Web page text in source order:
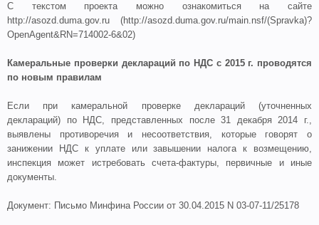
С текстом проекта можно ознакомиться на сайте
http://asozd.duma.gov.ru (http://asozd.duma.gov.ru/main.nsf/(Spravka)?
OpenAgent&RN=714002-6&02)
Камеральные проверки деклараций по НДС с 2015 г. проводятся
по новым правилам
Если при камеральной проверке деклараций (уточненных
деклараций) по НДС, представленных после 31 декабря 2014 г.,
выявлены противоречия и несоответствия, которые говорят о
занижении НДС к уплате или завышении налога к возмещению,
инспекция может истребовать счета-фактуры, первичные и иные
документы.
Документ: Письмо Минфина России от 30.04.2015 N 03-07-11/25178